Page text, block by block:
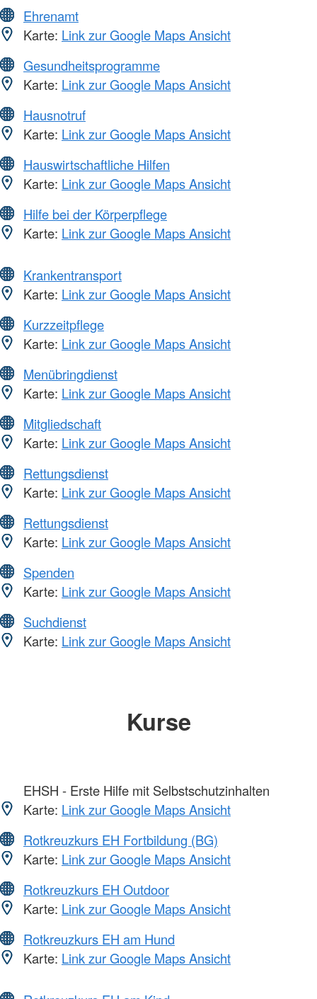
Ehrenamt
Karte: Link zur Google Maps Ansicht
Gesundheitsprogramme
Karte: Link zur Google Maps Ansicht
Hausnotruf
Karte: Link zur Google Maps Ansicht
Hauswirtschaftliche Hilfen
Karte: Link zur Google Maps Ansicht
Hilfe bei der Körperpflege
Karte: Link zur Google Maps Ansicht
Krankentransport
Karte: Link zur Google Maps Ansicht
Kurzzeitpflege
Karte: Link zur Google Maps Ansicht
Menübringdienst
Karte: Link zur Google Maps Ansicht
Mitgliedschaft
Karte: Link zur Google Maps Ansicht
Rettungsdienst
Karte: Link zur Google Maps Ansicht
Rettungsdienst
Karte: Link zur Google Maps Ansicht
Spenden
Karte: Link zur Google Maps Ansicht
Suchdienst
Karte: Link zur Google Maps Ansicht
Kurse
EHSH - Erste Hilfe mit Selbstschutzinhalten
Karte: Link zur Google Maps Ansicht
Rotkreuzkurs EH Fortbildung (BG)
Karte: Link zur Google Maps Ansicht
Rotkreuzkurs EH Outdoor
Karte: Link zur Google Maps Ansicht
Rotkreuzkurs EH am Hund
Karte: Link zur Google Maps Ansicht